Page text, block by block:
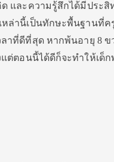
ด และความรู้สึกได้มีประ
ล่านี้เป็นทักษะพื้นฐานที่ค
าที่ดีที่สุด หากพ้นอายุ 8 ข
แต่ตอนนี้ได้ดีก็จะทำให้เด็